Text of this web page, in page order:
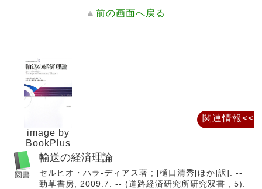
前の画面へ戻る
image by
BookPlus
輸送の経済理論
セルヒオ・ハラ-ディアス著 ; [樋口清秀[ほか]訳]. --
勁草書房, 2009.7. -- (道路経済研究所研究双書 ; 5).
関連情報<<